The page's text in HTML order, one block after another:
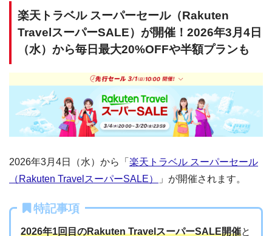
楽天トラベル スーパーセール（Rakuten
TravelスーパーSALE）が開催！2026年3月4日
（水）から毎日最大20%OFFや半額プランも
2026年3月4日（水）から「 楽天トラベル スーパーセール
（Rakuten TravelスーパーSALE）
」が開催されます。
特記事項
2026年1回目のRakuten TravelスーパーSALE開催と